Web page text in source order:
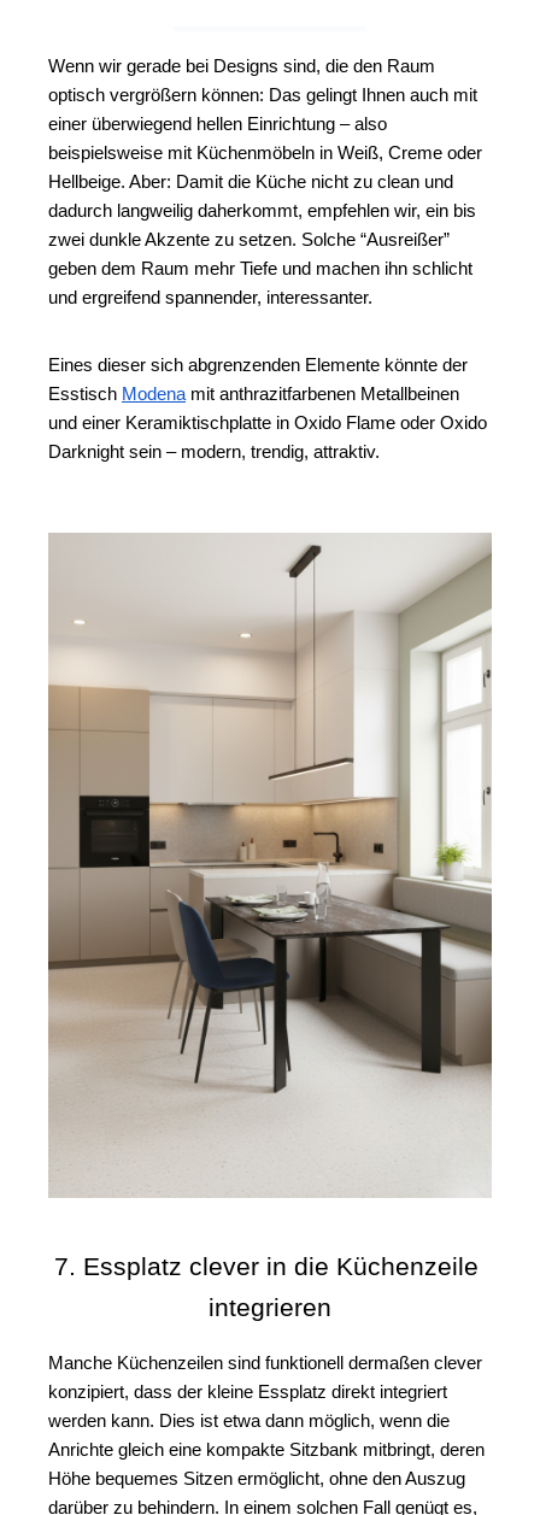
Wenn wir gerade bei Designs sind, die den Raum
optisch vergrößern können: Das gelingt Ihnen auch mit
einer überwiegend hellen Einrichtung – also
beispielsweise mit Küchenmöbeln in Weiß, Creme oder
Hellbeige. Aber: Damit die Küche nicht zu clean und
dadurch langweilig daherkommt, empfehlen wir, ein bis
zwei dunkle Akzente zu setzen. Solche “Ausreißer”
geben dem Raum mehr Tiefe und machen ihn schlicht
und ergreifend spannender, interessanter.
Eines dieser sich abgrenzenden Elemente könnte der
Esstisch Modena mit anthrazitfarbenen Metallbeinen
und einer Keramiktischplatte in Oxido Flame oder Oxido
Darknight sein – modern, trendig, attraktiv.
7. Essplatz clever in die Küchenzeile
integrieren
Manche Küchenzeilen sind funktionell dermaßen clever
konzipiert, dass der kleine Essplatz direkt integriert
werden kann. Dies ist etwa dann möglich, wenn die
Anrichte gleich eine kompakte Sitzbank mitbringt, deren
Höhe bequemes Sitzen ermöglicht, ohne den Auszug
darüber zu behindern. In einem solchen Fall genügt es,